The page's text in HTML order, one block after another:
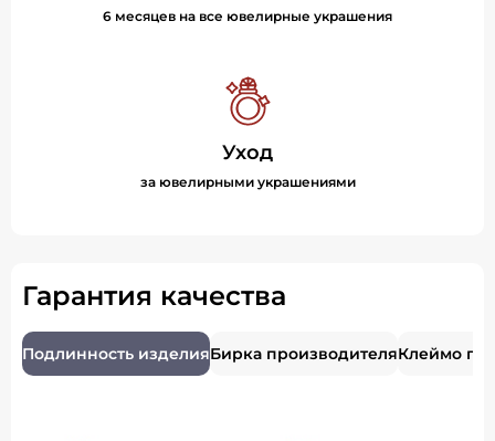
6 месяцев на все ювелирные украшения
Уход
за ювелирными украшениями
Гарантия качества
Подлинность изделияБирка производителяКлеймо